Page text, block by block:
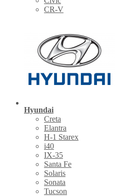
CR-V
Hyundai
Creta
Elantra
H-1 Starex
i40
IX-35
Santa Fe
Solaris
Sonata
Tucson